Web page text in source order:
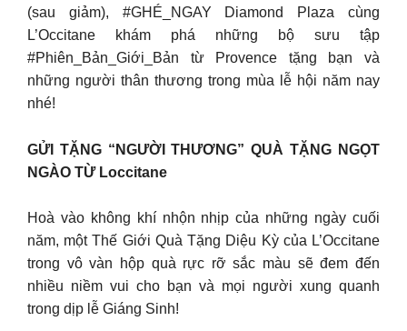
(sau giảm), #GHÉ_NGAY Diamond Plaza cùng
L’Occitane khám phá những bộ sưu tập
#Phiên_Bản_Giới_Bản từ Provence tặng bạn và
những người thân thương trong mùa lễ hội năm nay
nhé!
GỬI TẶNG “NGƯỜI THƯƠNG” QUÀ TẶNG NGỌT
NGÀO TỪ Loccitane
Hoà vào không khí nhộn nhịp của những ngày cuối
năm, một Thế Giới Quà Tặng Diệu Kỳ của L’Occitane
trong vô vàn hộp quà rực rỡ sắc màu sẽ đem đến
nhiều niềm vui cho bạn và mọi người xung quanh
trong dịp lễ Giáng Sinh!